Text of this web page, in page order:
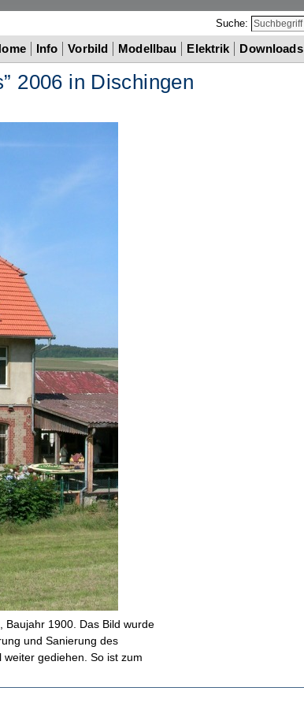
Suche:
Info Vorbild Modellbau Elektrik Downloads
2006 in Dischingen
Baujahr 1900. Das Bild wurde
und Sanierung des
gediehen. So ist zum